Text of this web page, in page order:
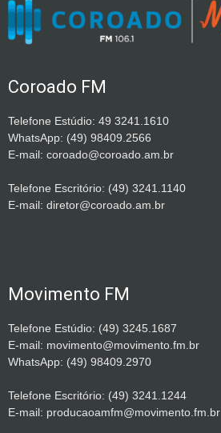
Coroado FM
Telefone Estúdio: 49 3241.1610
WhatsApp: (49) 98409.2566
E-mail: coroado@coroado.am.br
Telefone Escritório: (49) 3241.1140
E-mail: diretor@coroado.am.br
Movimento FM
Telefone Estúdio: (49) 3245.1687
E-mail: movimento@movimento.fm.br
WhatsApp: (49) 98409.2970
Telefone Escritório: (49) 3241.1244
E-mail: producaoamfm@movimento.fm.br